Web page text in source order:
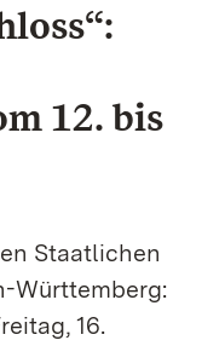
12. bis
Staatlichen
Württemberg:
16.